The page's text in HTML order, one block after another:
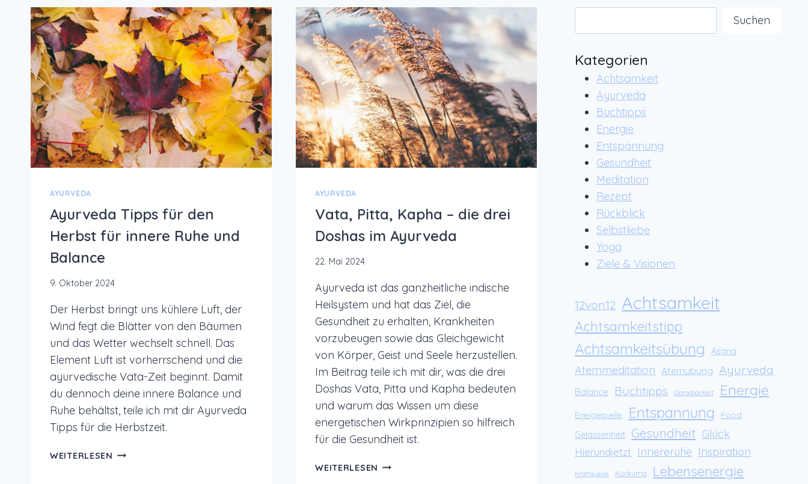
AYURVEDA
Ayurveda Tipps für den
Herbst für innere Ruhe und
Balance
9. Oktober 2024
Der Herbst bringt uns kühlere Luft, der
Wind fegt die Blätter von den Bäumen
und das Wetter wechselt schnell. Das
Element Luft ist vorherrschend und die
ayurvedische Vata-Zeit beginnt. Damit
du dennoch deine innere Balance und
Ruhe behältst, teile ich mit dir Ayurveda
Tipps für die Herbstzeit.
WEITERLESEN AYURVEDA
AYURVEDA
Vata, Pitta, Kapha – die drei
Doshas im Ayurveda
22. Mai 2024
Ayurveda ist das ganzheitliche indische
Heilsystem und hat das Ziel, die
Gesundheit zu erhalten, Krankheiten
vorzubeugen sowie das Gleichgewicht
von Körper, Geist und Seele herzustellen.
Im Beitrag teile ich mit dir, was die drei
Doshas Vata, Pitta und Kapha bedeuten
und warum das Wissen um diese
energetischen Wirkprinzipien so hilfreich
für die Gesundheit ist.
WEITERLESEN VATA,
Suchen
Kategorien
Achtsamkeit
Ayurveda
Buchtipps
Energie
Entspannung
Gesundheit
Meditation
Rezept
Rückblick
Selbstliebe
Yoga
Ziele & Visionen
12von12 Achtsamkeit
Achtsamkeitstipp
Achtsamkeitsübung Asana
Atemmeditation Atemübung Ayurveda
Balance Buchtipps Dankbarkeit Energie
Energiequelle Entspannung Food
Gelassenheit Gesundheit Glück
Hierundjetzt Innereruhe Inspiration
Kraftquelle Kurkuma Lebensenergie